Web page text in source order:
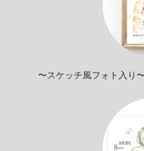
〜スケッチ風フォト入り